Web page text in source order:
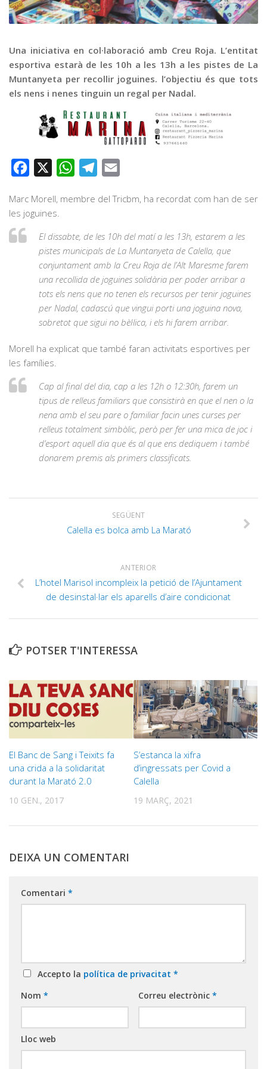
Publicitat
Contacte
Una iniciativa en col·laboració amb Creu Roja. L’entitat
esportiva estarà de les 10h a les 13h a les pistes de La
Muntanyeta per recollir joguines. l’objectiu és que tots
els nens i nenes tinguin un regal per Nadal.
Facebook WhatsAppTelegram
Marc Morell, membre del Tricbm, ha recordat com han de ser
les joguines.
El dissabte, de les 10h del matí a les 13h, estarem a les
pistes municipals de La Muntanyeta de Calella, que
conjuntament amb la Creu Roja de l’Alt Maresme farem
una recollida de joguines solidària per poder arribar a
tots els nens que no tenen els recursos per tenir joguines
per Nadal, cadascú que vingui porti una joguina nova,
sobretot que sigui no bèl·lica, i els hi farem arribar.
Morell ha explicat que també faran activitats esportives per
les famílies.
Cap al final del dia, cap a les 12h o 12:30h, farem un
tipus de relleus familiars que consistirà en que el nen o la
nena amb el seu pare o familiar facin unes curses per
relleus totalment simbòlic, però per fer una mica de joc i
d’esport aquell dia que és al que ens dediquem i també
donarem premis als primers classificats.
SEGÜENT
Calella es bolca amb La Marató
ANTERIOR
L’hotel Marisol incompleix la petició de l’Ajuntament
de desinstal·lar els aparells d’aire condicionat
POTSER T'INTERESSA
El Banc de Sang i Teixits fa
una crida a la solidaritat
durant la Marató 2.0
10 GEN., 2017
S’estanca la xifra
d’ingressats per Covid a
Calella
19 MARÇ, 2021
DEIXA UN COMENTARI
Comentari *
Accepto la política de privacitat *
Nom * Correu electrònic *
Lloc web